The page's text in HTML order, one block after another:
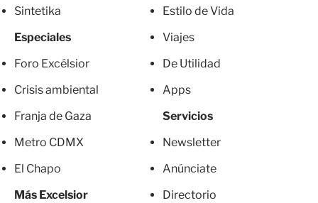
Sintetika
Especiales
Foro Excélsior
Crisis ambiental
Franja de Gaza
Metro CDMX
El Chapo
Más Excelsior
Estilo de Vida
Viajes
De Utilidad
Apps
Servicios
Newsletter
Anúnciate
Directorio